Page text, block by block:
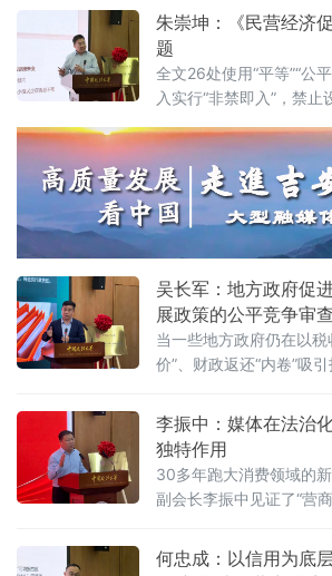
法治化水
行会长鲍世超6月7日在
商环境建设与数字金融研
期举办的“法治筑基、商
进招商引资和高质量发
建设（公益）大讲堂
家视角道出法治化营商环
朱崇坤：《民营经济
题
全文26处使用“平等”“公
入实行“非禁即入”，禁
经济促进法》被寄予厚
治与发展研究会副会长
法大学法治化营商环境
心揭牌仪式既同期举办
——地方政府促进招商引
吴长军：地方政府促
展政策的公平竞争审
当一些地方政府仍在以税
价”、财政返还“内卷”吸
例》施行近两年来，为
现“超国民待遇”补贴、
性竞争？北京物资学院法
日在中国政法大学法治
金融研究中心揭牌仪式既
李振中：媒体在法治
独特作用
30多年跑大消费领域的
副会长李振中见证了“营
国政法大学法治化营商环
何忠成：以信用为底